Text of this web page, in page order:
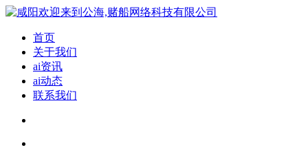
首页
关于我们
ai资讯
ai动态
联系我们